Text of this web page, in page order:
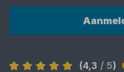
(4,3 / 5)